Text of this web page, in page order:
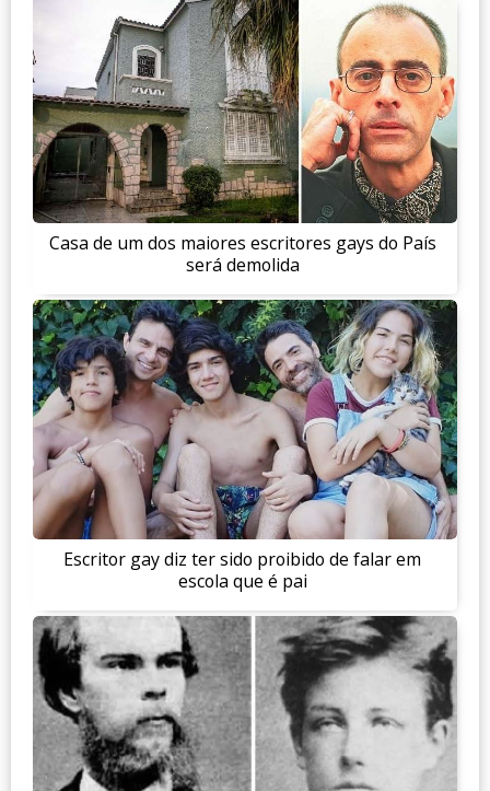
Casa de um dos maiores escritores gays do País
será demolida
Escritor gay diz ter sido proibido de falar em
escola que é pai